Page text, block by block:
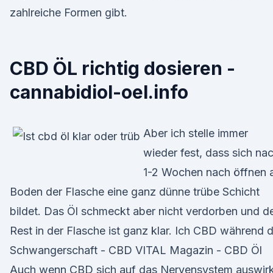
zahlreiche Formen gibt.
CBD ÖL richtig dosieren -
cannabidiol-oel.info
Aber ich stelle immer
wieder fest, dass sich
1-2 Wochen nach öffnen
Boden der Flasche eine ganz dünne trübe Schicht
bildet. Das Öl schmeckt aber nicht verdorben und
Rest in der Flasche ist ganz klar. Ich CBD während
Schwangerschaft - CBD VITAL Magazin - CBD Öl
Auch wenn CBD sich auf das Nervensystem